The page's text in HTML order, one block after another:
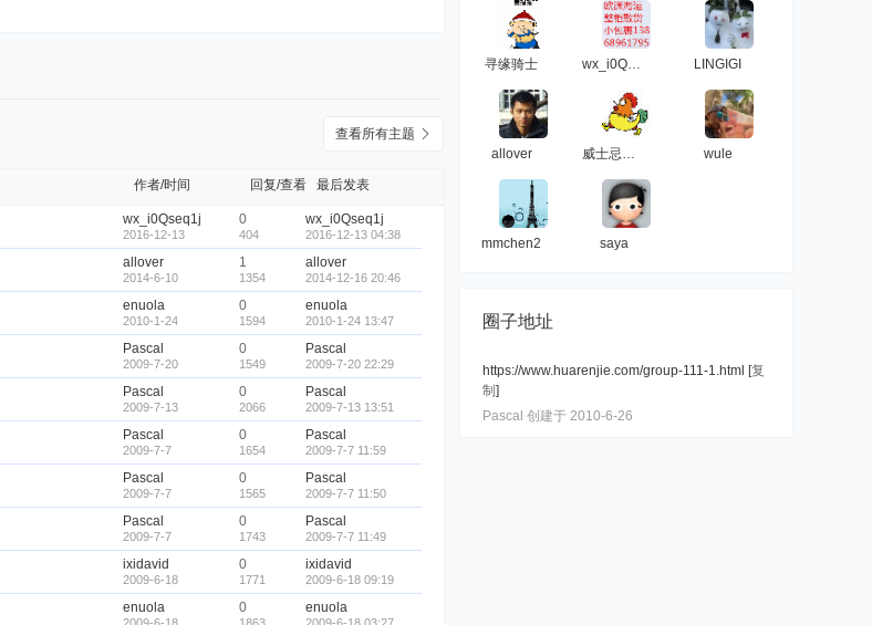
查看所有主题
作者/时间 回复/查看 最后发表
wx_i0Qseq1j
2016-12-13
0
404
wx_i0Qseq1j
2016-12-13 04:38
allover
2014-6-10
1
1354
allover
2014-12-16 20:46
enuola
2010-1-24
0
1594
enuola
2010-1-24 13:47
Pascal
2009-7-20
0
1549
Pascal
2009-7-20 22:29
Pascal
2009-7-13
0
2066
Pascal
2009-7-13 13:51
Pascal
2009-7-7
0
1654
Pascal
2009-7-7 11:59
Pascal
2009-7-7
0
1565
Pascal
2009-7-7 11:50
Pascal
2009-7-7
0
1743
Pascal
2009-7-7 11:49
ixidavid
2009-6-18
0
1771
ixidavid
2009-6-18 09:19
enuola 0 enuola
寻缘骑士 wx_i0Qseq1j LINGIGI
allover 威士忌☆加冰 wule
mmchen2 saya
圈子地址
https://www.huarenjie.com/group-111-1.html [复
制 ]
Pascal 创建于 2010-6-26